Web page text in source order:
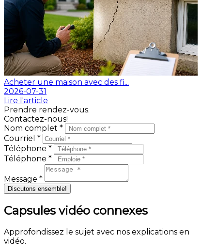
Acheter une maison avec des fi...
2026-07-31
Lire l'article
Prendre rendez-vous.
Contactez-nous!
Nom complet *
Courriel *
Téléphone *
Téléphone *
Message *
Discutons ensemble!
Capsules vidéo connexes
Approfondissez le sujet avec nos explications en
vidéo.